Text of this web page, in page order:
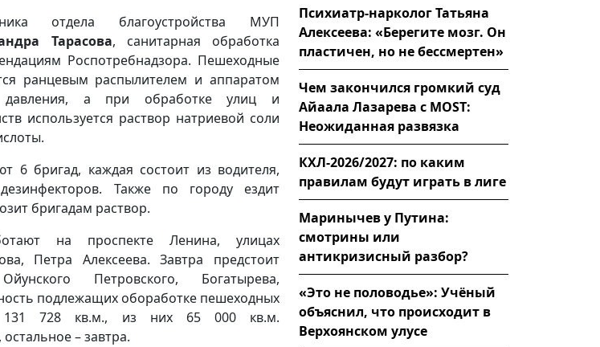
отдела благоустройства МУП
Тарасова, санитарная обработка
Роспотребнадзора. Пешеходные
ранцевым распылителем и аппаратом
давления, а при обработке улиц и
используется раствор натриевой соли
6 бригад, каждая состоит из водителя,
Также по городу ездит
бригадам раствор.
на проспекте Ленина, улицах
Петра Алексеева. Завтра предстоит
Петровского, Богатырева,
подлежащих обоработке пешеходных
131 728 кв.м., из них 65 000 кв.м.
– завтра.
Психиатр-нарколог Татьяна
Алексеева: «Берегите мозг. Он
пластичен, но не бессмертен»
Чем закончился громкий суд
Айаала Лазарева с MOST:
Неожиданная развязка
КХЛ-2026/2027: по каким
правилам будут играть в лиге
Маринычев у Путина:
смотрины или
антикризисный разбор?
«Это не половодье»: Учёный
объяснил, что происходит в
Верхоянском улусе